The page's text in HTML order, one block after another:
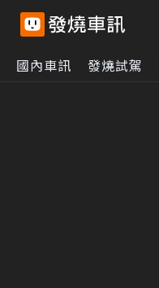
國內車訊 發燒試駕